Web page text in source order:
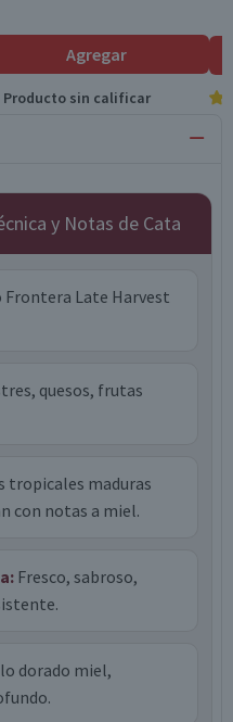
Agregar
Producto sin calificar
y Notas de Cata
Frontera Late Harvest
quesos, frutas
tropicales maduras
con notas a miel.
Fresco, sabroso,
dorado miel,